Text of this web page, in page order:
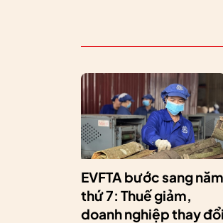
EVFTA bước sang năm
thứ 7: Thuế giảm,
doanh nghiệp thay đổi